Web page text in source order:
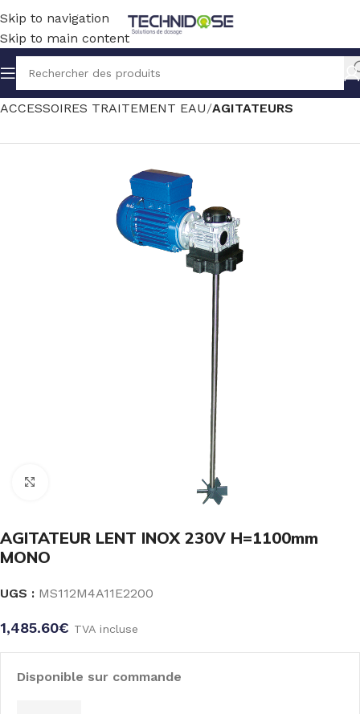
Skip to navigation
Skip to main content
Accueil TRAITEMENT EAU
ACCESSOIRES TRAITEMENT EAU AGITATEURS
AGITATEUR LENT INOX 230V H=1100mm
MONO
UGS : MS112M4A11E2200
1,485.60€ TVA incluse
Disponible sur commande